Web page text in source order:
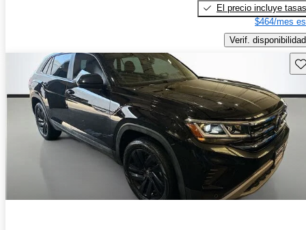
El precio incluye tasas
$464/mes
Verif. disponibilidad